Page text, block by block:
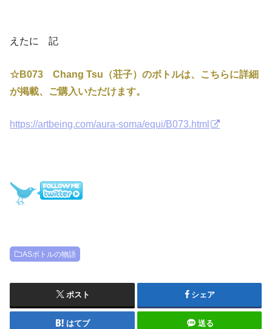
えたに 記
☆B073 Chang Tsu（荘子）のボトルは、こちらに詳細
が掲載、ご購入いただけます。
https://artbeing.com/aura-soma/equi/B073.html
ASボトルの物語
ポスト シェア
はてブ 送る